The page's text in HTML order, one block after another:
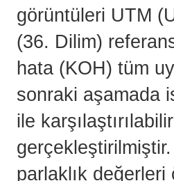
görüntüleri UTM
(36. Dilim)
hata (KOH) tüm
sonraki aşamada
ile
parlaklık